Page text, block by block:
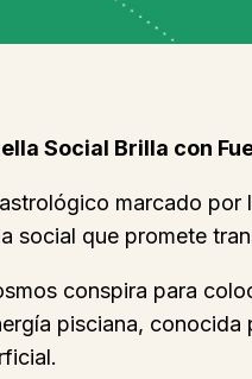
Social Brilla con
marcado
social que promete
conspira para
pisciana,